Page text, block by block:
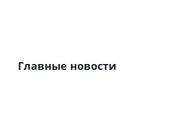
Главные новости